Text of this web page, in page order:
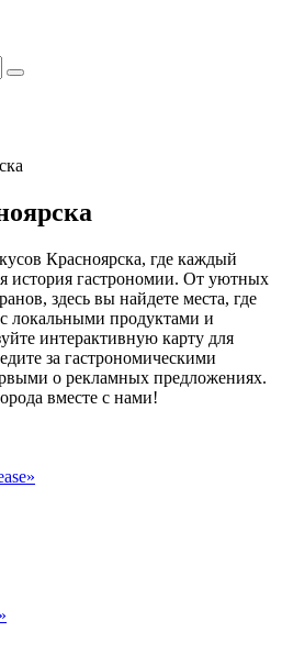
Красноярска, где каждый
история гастрономии. От уютных
здесь вы найдете места, где
локальными продуктами и
интерактивную карту для
за гастрономическими
о рекламных предложениях.
вместе с нами!